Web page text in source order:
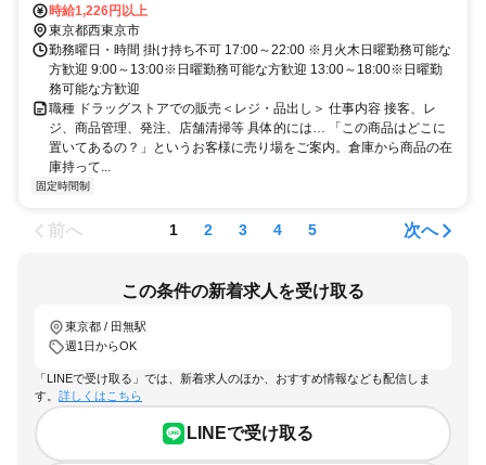
ス ヴィーガーデン行き おおぞら公園西亭下車徒歩1分
時給1,226円以上
東京都西東京市
勤務曜日・時間 掛け持ち不可 17:00～22:00 ※月火木日曜勤務可能な
方歓迎 9:00～13:00※日曜勤務可能な方歓迎 13:00～18:00※日曜勤
務可能な方歓迎
職種 ドラッグストアでの販売＜レジ・品出し＞ 仕事内容 接客、レ
ジ、商品管理、発注、店舗清掃等 具体的には… 「この商品はどこに
置いてあるの？」というお客様に売り場をご案内。倉庫から商品の在
庫持って...
固定時間制
前へ 1 2 3 4 5 次へ
この条件の新着求人を受け取る
東京都 / 田無駅
週1日からOK
「LINEで受け取る」では、新着求人のほか、おすすめ情報なども配信しま
す。 詳しくはこちら
LINEで受け取る